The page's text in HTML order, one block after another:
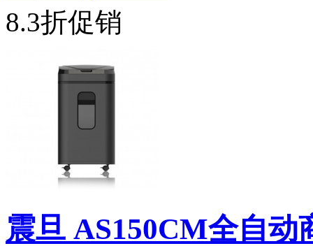
8.3折促销
震旦 AS150CM全自